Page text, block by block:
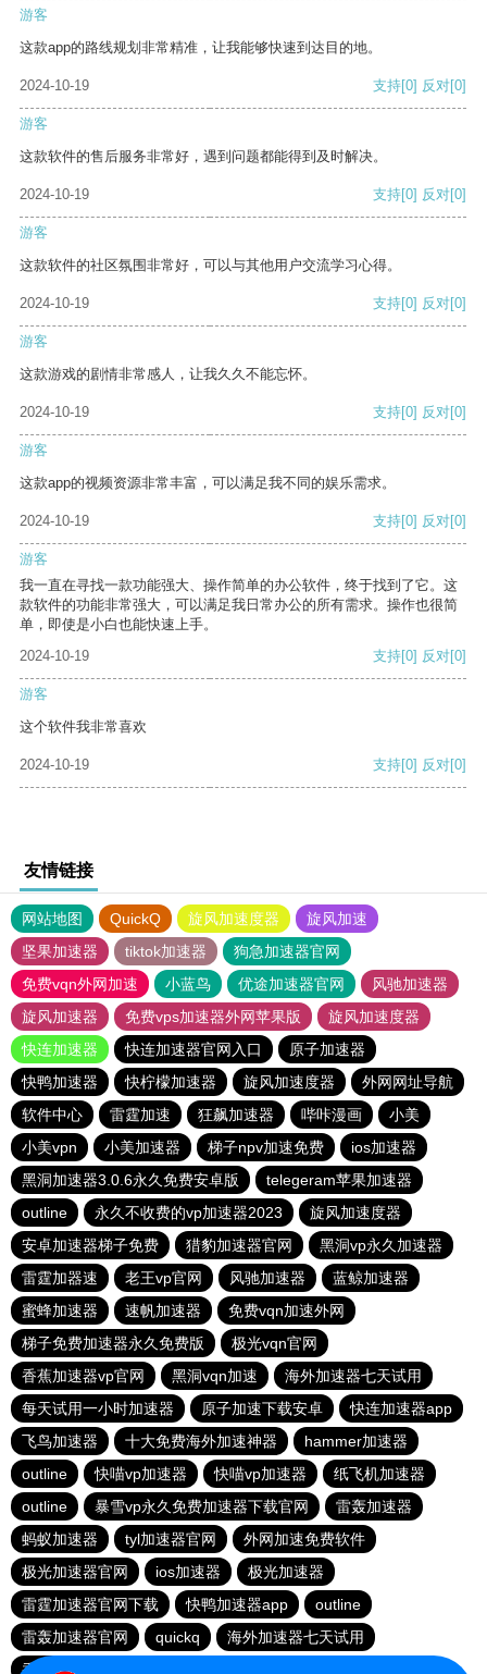
游客
这款app的路线规划非常精准，让我能够快速到达目的地。
2024-10-19 支持[0] 反对[0]
游客
这款软件的售后服务非常好，遇到问题都能得到及时解决。
2024-10-19 支持[0] 反对[0]
游客
这款软件的社区氛围非常好，可以与其他用户交流学习心得。
2024-10-19 支持[0] 反对[0]
游客
这款游戏的剧情非常感人，让我久久不能忘怀。
2024-10-19 支持[0] 反对[0]
游客
这款app的视频资源非常丰富，可以满足我不同的娱乐需求。
2024-10-19 支持[0] 反对[0]
游客
我一直在寻找一款功能强大、操作简单的办公软件，终于找到了它。这
款软件的功能非常强大，可以满足我日常办公的所有需求。操作也很简
单，即使是小白也能快速上手。
2024-10-19
支持[0] 反对[0]
游客
这个软件我非常喜欢
2024-10-19 支持[0] 反对[0]
友情链接
网站地图 QuickQ 旋风加速度器
旋风加速
坚果加速器
tiktok加速器
狗急加速器官网
免费vqn外网加速
小蓝鸟 优途加速器官网
风驰加速器
旋风加速器
免费vps加速器外网苹果版
旋风加速度器
快连加速器
快连加速器官网入口
原子加速器
快鸭加速器
快柠檬加速器 旋风加速度器
外网网址导航
软件中心
雷霆加速 狂飙加速器 哔咔漫画
小美
小美vpn
小美加速器 梯子npv加速免费
ios加速器
黑洞加速器3.0.6永久免费安卓版
telegeram苹果加速器
outline
永久不收费的vp加速器2023
旋风加速度器
安卓加速器梯子免费
猎豹加速器官网
黑洞vp永久加速器
雷霆加器速
老王vp官网 风驰加速器
蓝鲸加速器
蜜蜂加速器
速帆加速器
免费vqn加速外网
梯子免费加速器永久免费版
极光vqn官网
香蕉加速器vp官网
黑洞vqn加速
海外加速器七天试用
每天试用一小时加速器
原子加速下载安卓
快连加速器app
飞鸟加速器
十大免费海外加速神器
hammer加速器
outline
快喵vp加速器 快喵vp加速器
纸飞机加速器
outline
暴雪vp永久免费加速器下载官网
雷轰加速器
蚂蚁加速器
tyl加速器官网
外网加速免费软件
极光加速器官网
ios加速器
极光加速器
雷霆加速器官网下载
快鸭加速器app
outline
雷轰加速器官网
quickq
海外加速器七天试用
香蕉加速器官网